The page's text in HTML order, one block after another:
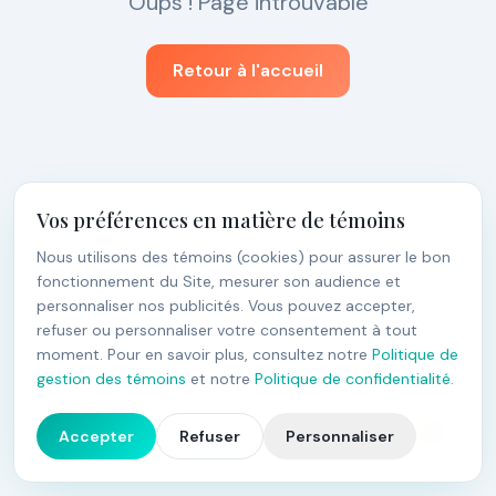
Retour à l'accueil
27avis Google
Vos préférences en matière de témoins
Nous utilisons des témoins (cookies) pour assurer le bon
fonctionnement du Site, mesurer son audience et
personnaliser nos publicités. Vous pouvez accepter,
refuser ou personnaliser votre consentement à tout
moment. Pour en savoir plus, consultez notre Politique de
gestion des témoins et notre Politique de confidentialité.
Accepter Refuser Personnaliser